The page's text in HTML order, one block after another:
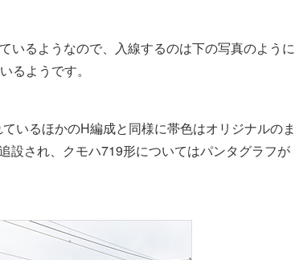
いるようなので、入線するのは下の写真のように
るようです。
いるほかのH編成と同様に帯色はオリジナルのま
設され、クモハ719形についてはパンタグラフが